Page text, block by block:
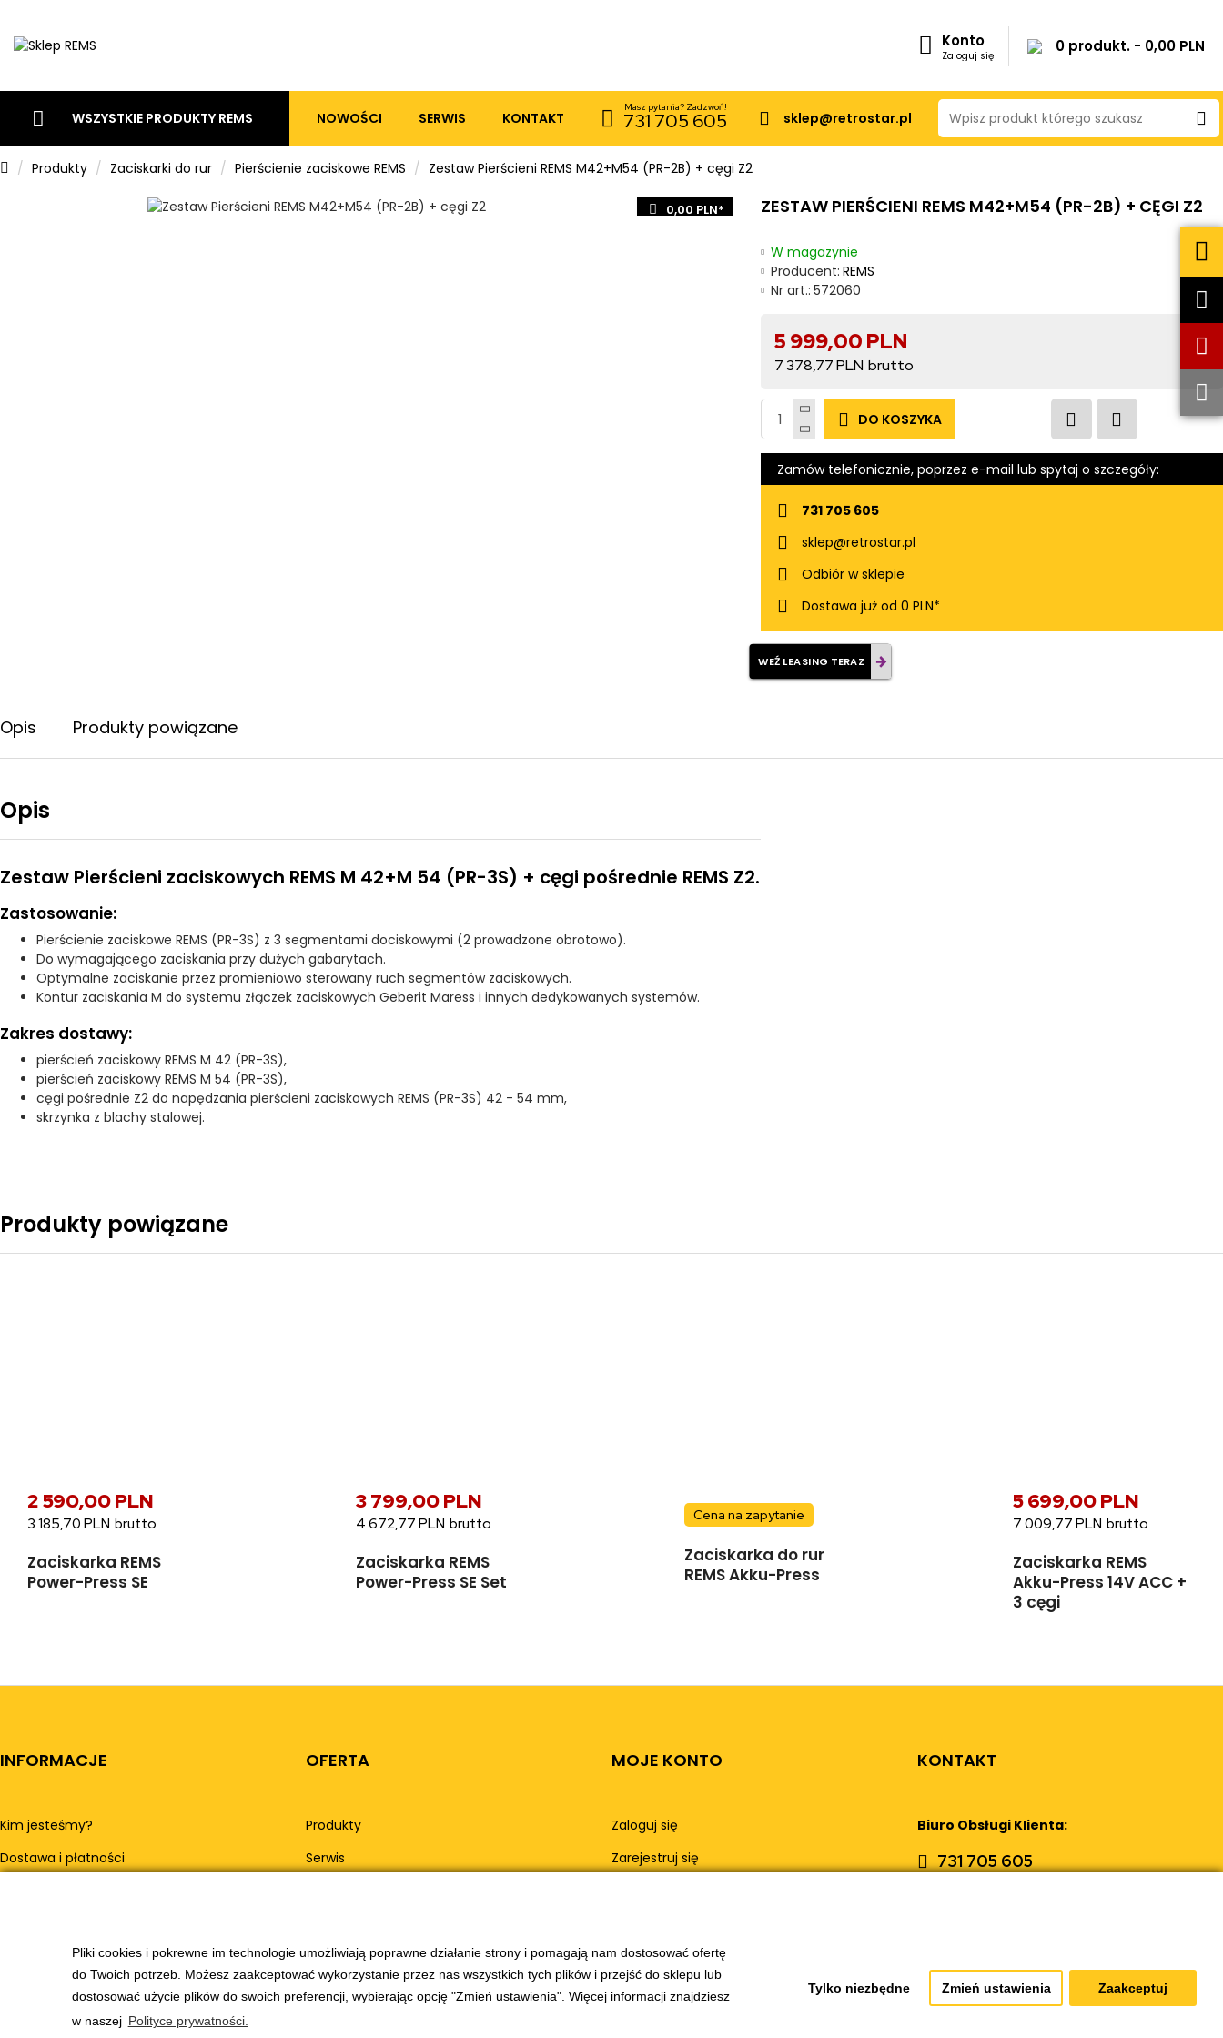
Pliki cookies i pokrewne im technologie umożliwiają poprawne działanie strony i pomagają nam dostosować ofertę
do Twoich potrzeb. Możesz zaakceptować wykorzystanie przez nas wszystkich tych plików i przejść do sklepu lub
dostosować użycie plików do swoich preferencji, wybierając opcję "Zmień ustawienia". Więcej informacji znajdziesz
w naszej Polityce prywatności.
Tylko niezbędne Zmień ustawienia Zaakceptuj
Konto
Zaloguj się
0 produkt. - 0,00 PLN
WSZYSTKIE PRODUKTY REMS NOWOŚCI SERWIS KONTAKT 731 705 605
Masz pytania? Zadzwoń!
sklep@retrostar.pl
Produkty Zaciskarki do rur Pierścienie zaciskowe REMS Zestaw Pierścieni REMS M42+M54 (PR-2B) + cęgi Z2
0,00 PLN* ZESTAW PIERŚCIENI REMS M42+M54 (PR-2B) + CĘGI Z2
W magazynie
Producent: REMS
Nr art.: 572060
5 999,00 PLN
7 378,77 PLN
DO KOSZYKA
Zamów telefonicznie, poprzez e-mail lub spytaj o szczegóły:
731 705 605
sklep@retrostar.pl
Odbiór w sklepie
Dostawa już od 0 PLN*
WEŹ LEASING TERAZ
Opis Produkty powiązane
Opis
Zestaw Pierścieni zaciskowych REMS M 42+M 54 (PR-3S) + cęgi pośrednie REMS Z2.
Zastosowanie:
Pierścienie zaciskowe REMS (PR-3S) z 3 segmentami dociskowymi (2 prowadzone obrotowo).
Do wymagającego zaciskania przy dużych gabarytach.
Optymalne zaciskanie przez promieniowo sterowany ruch segmentów zaciskowych.
Kontur zaciskania M do systemu złączek zaciskowych Geberit Maress i innych dedykowanych systemów.
Zakres dostawy:
pierścień zaciskowy REMS M 42 (PR-3S),
pierścień zaciskowy REMS M 54 (PR-3S),
cęgi pośrednie Z2 do napędzania pierścieni zaciskowych REMS (PR-3S) 42 - 54 mm,
skrzynka z blachy stalowej.
Produkty powiązane
Zaciskarka REMS
Power-Press SE
2 590,00 PLN
3 185,70 PLN
Zaciskarka REMS
Power-Press SE Set
3 799,00 PLN
4 672,77 PLN
Zaciskarka do rur
REMS Akku-Press
Cena na zapytanie
Zaciskarka REMS
Akku-Press 14V ACC +
3 cęgi
5 699,00 PLN
7 009,77 PLN
INFORMACJE
Kim jesteśmy?
Dostawa i płatności
OFERTA
Produkty
Serwis
MOJE KONTO
Zaloguj się
Zarejestruj się
KONTAKT
Biuro Obsługi Klienta:
731 705 605